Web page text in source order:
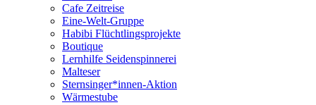
Cafe Zeitreise
Eine-Welt-Gruppe
Habibi Flüchtlingsprojekte
Boutique
Lernhilfe Seidenspinnerei
Malteser
Sternsinger*innen-Aktion
Wärmestube